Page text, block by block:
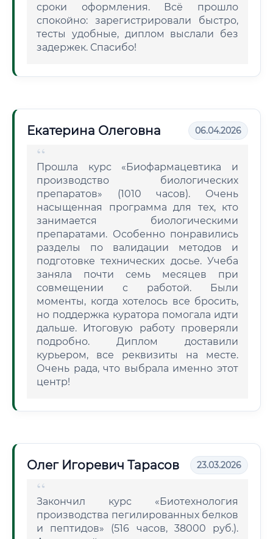
сроки оформления. Всё прошло
спокойно: зарегистрировали быстро,
тесты удобные, диплом выслали без
задержек. Спасибо!
Екатерина Олеговна 06.04.2026
Прошла курс «Биофармацевтика и
производство биологических
препаратов» (1010 часов). Очень
насыщенная программа для тех, кто
занимается биологическими
препаратами. Особенно понравились
разделы по валидации методов и
подготовке технических досье. Учеба
заняла почти семь месяцев при
совмещении с работой. Были
моменты, когда хотелось все бросить,
но поддержка куратора помогала идти
дальше. Итоговую работу проверяли
подробно. Диплом доставили
курьером, все реквизиты на месте.
Очень рада, что выбрала именно этот
центр!
Олег Игоревич Тарасов 23.03.2026
Закончил курс «Биотехнология
производства пегилированных белков
и пептидов» (516 часов, 38000 руб.).